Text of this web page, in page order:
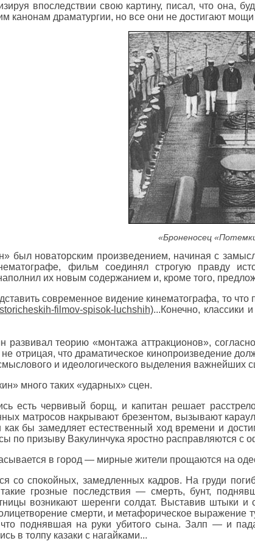
впоследствии свою картину, писал, что она,
канонам драматургии, но все они не достигают
«Броненосец
был новаторским произведением, начиная с
фильм соединял строгую правду
их новым содержанием и, кроме того,
современное видение кинематографа, то что
...Конечно, классики
развивал теорию «монтажа аттракционов»,
отрицая, что драматическое кинопроизведение
и идеологического выделения важнейших
много таких «ударных» сцен.
есть червивый борщ, и капитан решает
матросов накрывают брезентом, вызывают
бы замедляет естественный ход времени и
по призыву Вакулинчука яростно расправляются с
в город — мирные жители прощаются на
со спокойных, замедленных кадров. На груди
грозные последствия — смерть, бунт,
возникают шеренги солдат. Выставив штыки и
смерти, и метафорическое
поднявшая на руки убитого сына. Залп — и
в толпу казаки с нагайками...